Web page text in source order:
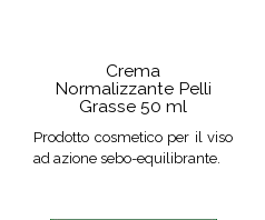
Crema
Normalizzante Pelli
Grasse 50 ml
Prodotto cosmetico per il viso
ad azione sebo-equilibrante.